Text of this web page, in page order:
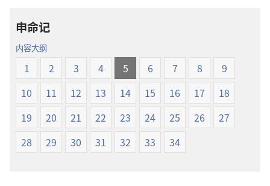
新
界
译
译
申命记
内容大纲
1 2 3 4 5 6 7 8
9
10
11 12 13 14 15 16 17
18
19
20 21 22 23 24 25 26
27
28
29 30 31 32 33 34